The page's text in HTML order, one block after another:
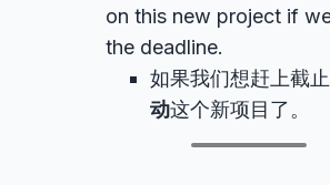
on this new project if
the deadline.
如果我们想赶上截
动这个新项目了。